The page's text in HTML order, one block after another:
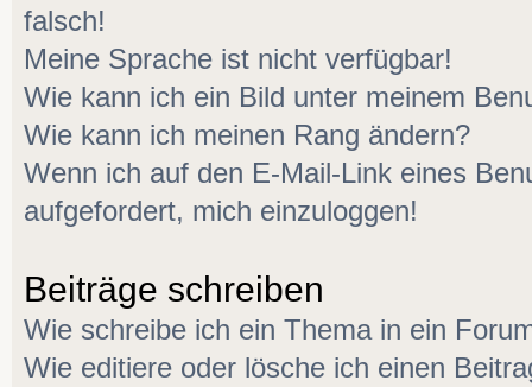
falsch!
Meine Sprache ist nicht verfügbar!
Wie kann ich ein Bild unter meinem
Wie kann ich meinen Rang ändern?
Wenn ich auf den E-Mail-Link eines
aufgefordert, mich einzuloggen!
Beiträge schreiben
Wie schreibe ich ein Thema in ein
Wie editiere oder lösche ich einen